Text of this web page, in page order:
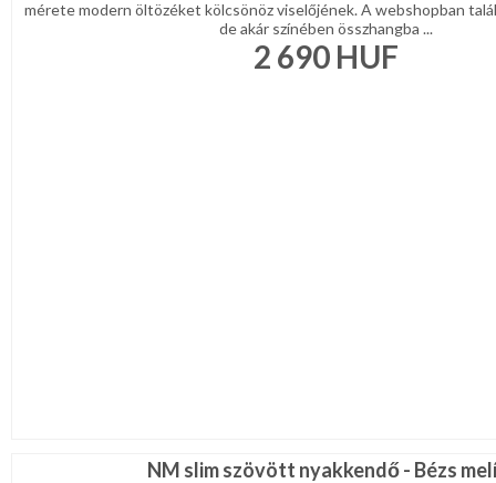
mérete modern öltözéket kölcsönöz viselőjének. A webshopban
de akár színében összhangba ...
2 690 HUF
NM slim szövött nyakkendő - Bézs